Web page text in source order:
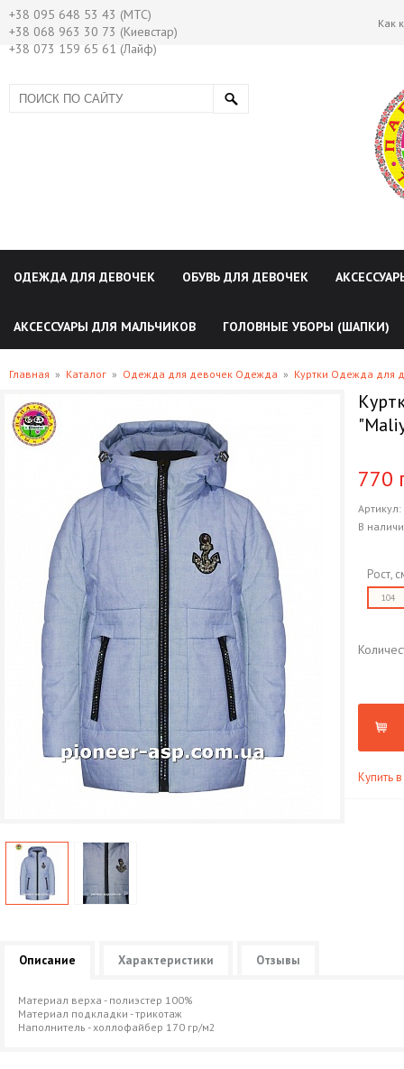
+38 095 648 53 43 (МТС)
+38 068 963 30 73 (Киевстар)
+38 073 159 65 61 (Лайф)
Как
ОДЕЖДА ДЛЯ ДЕВОЧЕК ОБУВЬ ДЛЯ ДЕВОЧЕК
АКСЕССУАРЫ ДЛЯ МАЛЬЧИКОВ ГОЛОВНЫЕ УБОРЫ (ШАПКИ)
Главная » Каталог » Одежда для девочек Одежда » Куртки Одежда для
770
Артикул:
В
Рост,
104
Купить
Описание Характеристики Отзывы
Материал верха - полиэстер 100%
Материал подкладки - трикотаж
Наполнитель - холлофайбер 170 гр/м2